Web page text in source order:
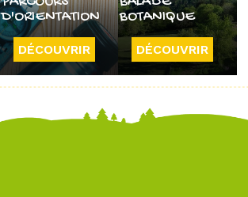
D'ORIENTATION
DÉCOUVRIR
BOTANIQUE
DÉCOUVRIR